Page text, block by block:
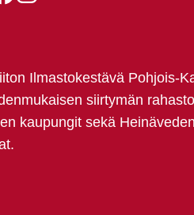
Ilmastokestävä Pohjois-
siirtymän
kaupungit sekä